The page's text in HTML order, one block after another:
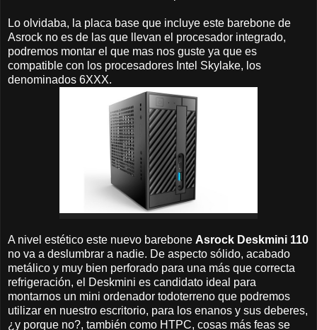
Lo olvidaba, la placa base que incluye este barebone de
Asrock no es de las que llevan el procesador integrado,
podremos montar el que mas nos guste ya que es
compatible con los procesadores Intel Skylake, los
denominados 6XXX.
A nivel estético este nuevo barebone Asrock Deskmini 110
no va a deslumbrar a nadie. De aspecto sólido, acabado
metálico y muy bien perforado para una más que correcta
refrigeración, el Deskmini es candidato ideal para
montarnos un mini ordenador todoterreno que podremos
utilizar en nuestro escritorio, para los enanos y sus deberes,
¿y porque no?, también como HTPC, cosas más feas se